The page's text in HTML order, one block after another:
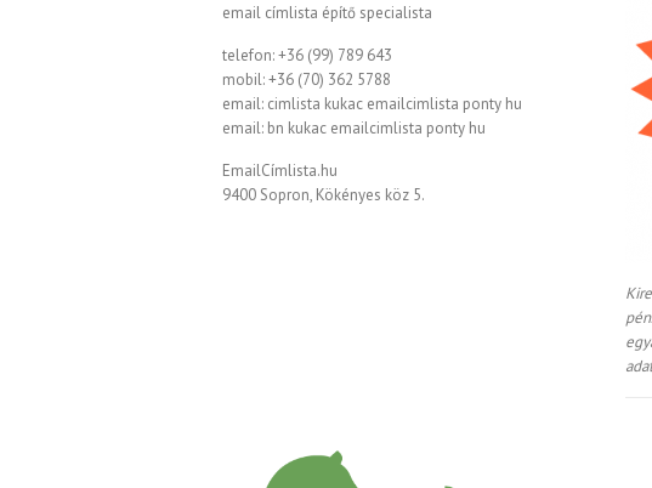
email címlista építő specialista
telefon: +36 (99) 789 643
mobil: +36 (70) 362 5788
email: cimlista kukac emailcimlista ponty hu
email: bn kukac emailcimlista ponty hu
EmailCímlista.hu
9400 Sopron, Kökényes köz 5.